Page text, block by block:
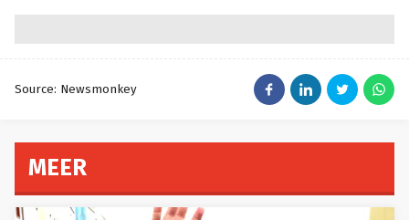
Source: Newsmonkey
MEER